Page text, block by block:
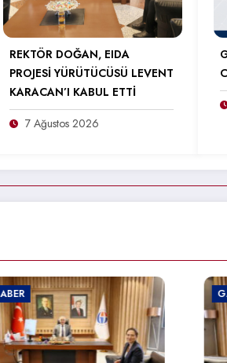
REKTÖR DOĞAN, EIDA
PROJESİ YÜRÜTÜCÜSÜ LEVENT
KARACAN’I KABUL ETTİ
7 Ağustos 2026
GAÜN